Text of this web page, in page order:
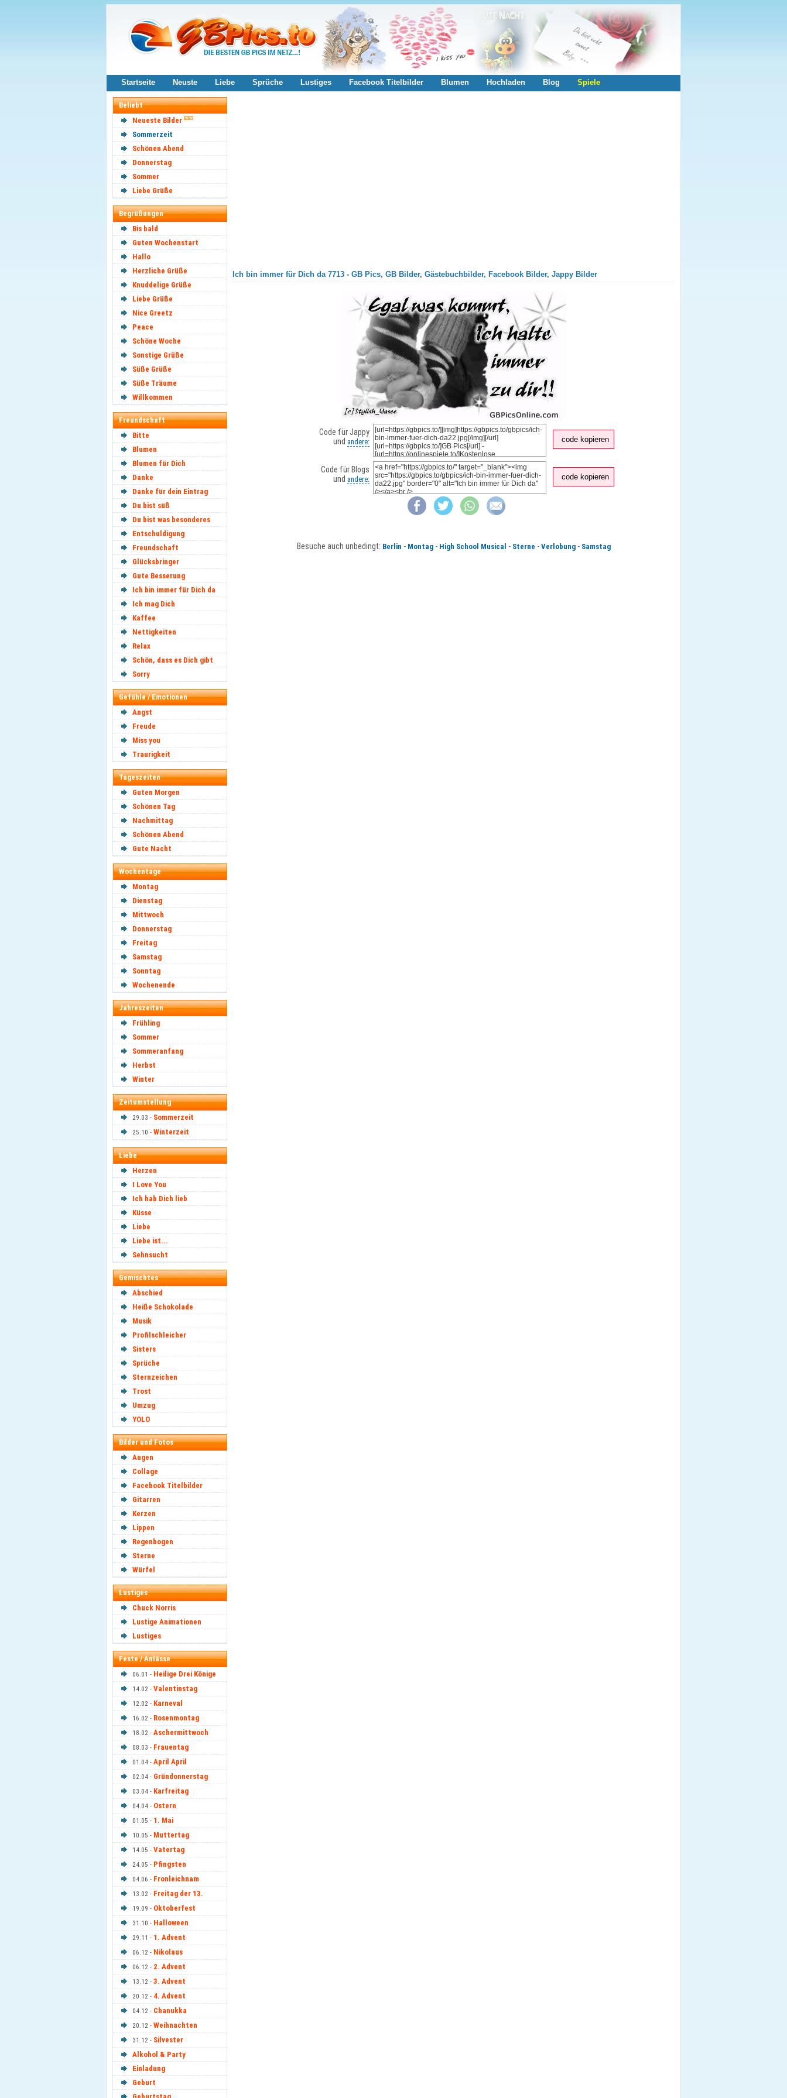
Startseite Neuste Liebe Sprüche Lustiges Facebook Titelbilder Blumen Hochladen Blog Spiele
Beliebt
Neueste Bilder
Sommerzeit
Schönen Abend
Donnerstag
Sommer
Liebe Grüße
Begrüßungen
Bis bald
Guten Wochenstart
Hallo
Herzliche Grüße
Knuddelige Grüße
Liebe Grüße
Nice Greetz
Peace
Schöne Woche
Sonstige Grüße
Süße Grüße
Süße Träume
Willkommen
Freundschaft
Bitte
Blumen
Blumen für Dich
Danke
Danke für dein Eintrag
Du bist süß
Du bist was besonderes
Entschuldigung
Freundschaft
Glücksbringer
Gute Besserung
Ich bin immer für Dich da
Ich mag Dich
Kaffee
Nettigkeiten
Relax
Schön, dass es Dich gibt
Sorry
Gefühle / Emotionen
Angst
Freude
Miss you
Traurigkeit
Tageszeiten
Guten Morgen
Schönen Tag
Nachmittag
Schönen Abend
Gute Nacht
Wochentage
Montag
Dienstag
Mittwoch
Donnerstag
Freitag
Samstag
Sonntag
Wochenende
Jahreszeiten
Frühling
Sommer
Sommeranfang
Herbst
Winter
Zeitumstellung
29.03 - Sommerzeit
25.10 - Winterzeit
Liebe
Herzen
I Love You
Ich hab Dich lieb
Küsse
Liebe
Liebe ist...
Sehnsucht
Gemischtes
Abschied
Heiße Schokolade
Musik
Profilschleicher
Sisters
Sprüche
Sternzeichen
Trost
Umzug
YOLO
Bilder und Fotos
Augen
Collage
Facebook Titelbilder
Gitarren
Kerzen
Lippen
Regenbogen
Sterne
Würfel
Lustiges
Chuck Norris
Lustige Animationen
Lustiges
Feste / Anlässe
06.01 - Heilige Drei Könige
14.02 - Valentinstag
12.02 - Karneval
16.02 - Rosenmontag
18.02 - Aschermittwoch
08.03 - Frauentag
01.04 - April April
02.04 - Gründonnerstag
03.04 - Karfreitag
04.04 - Ostern
01.05 - 1. Mai
10.05 - Muttertag
14.05 - Vatertag
24.05 - Pfingsten
04.06 - Fronleichnam
13.02 - Freitag der 13.
19.09 - Oktoberfest
31.10 - Halloween
29.11 - 1. Advent
06.12 - Nikolaus
06.12 - 2. Advent
13.12 - 3. Advent
20.12 - 4. Advent
04.12 - Chanukka
20.12 - Weihnachten
31.12 - Silvester
Alkohol & Party
Einladung
Geburt
Ich bin immer für Dich da 7713 - GB Pics, GB Bilder, Gästebuchbilder, Facebook Bilder, Jappy Bilder
Code für Jappy
und andere: code kopieren
Code für Blogs
und andere: code kopieren
Besuche auch unbedingt: Berlin - Montag- High School Musical - Sterne - Verlobung- Samstag